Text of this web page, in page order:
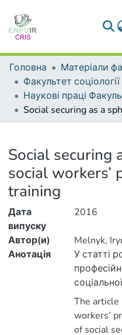
Головна
Social securing
social workers’
training
Дата
випуску
2016
Автор(и)
Melnyk,
Анотація
У статті
основні
The
workers’
of social